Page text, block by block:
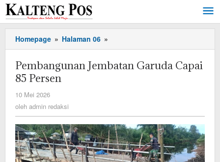
Lewati
ke
konten
Homepage » Halaman 06 »
Jembatan
Garuda
Capai
Pembangunan Jembatan Garuda Capai
85 Persen
10 Mei 2026
admin
redaksi
oleh admin redaksi